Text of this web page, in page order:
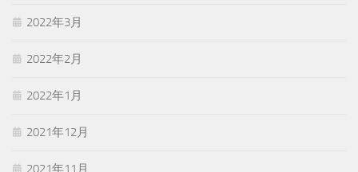
2022年3月
2022年2月
2022年1月
2021年12月
2021年11月